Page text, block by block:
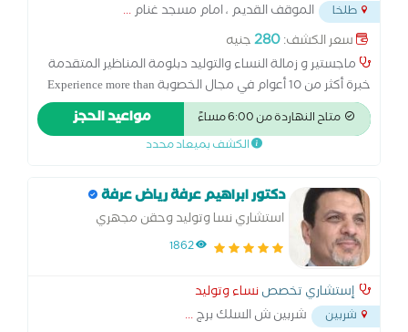
طلخا الموقف القديم ، امام مسجد غنام...
سعر الكشف:280جنيه
ماجستير و زمالة النساء والتوليد دبلومة المناظير المتقدمة
خبرة أكثر من 10 أعوام في مجال الخصوبة Experience more than
10y at Royal Fertility Centre خبرة في الحقن المجهري مركز
الأهرام للخصوبة خبرة في الحقن المجهري والمناظير مركز رويال
متاح النهاردة من 6:00 مساءً مواعيد الحجز
الكشف بميعاد محدد
دكتور ابراهيم عرفة رياض عرفة
استشاري نسا وتوليد وحقن مجهري
1862
إستشاري تخصصنساء وتوليد
شربين شربين ش السلك برج...